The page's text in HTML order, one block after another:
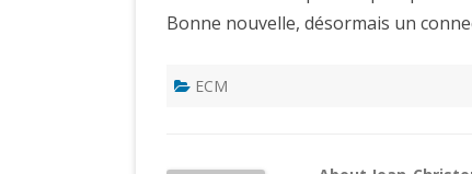
Bonne nouvelle, désormais un
ECM